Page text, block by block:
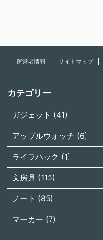
運営者情報 サイトマップ
カテゴリー
ガジェット (41)
アップルウォッチ (6)
ライフハック (1)
文房具 (115)
ノート (85)
マーカー (7)